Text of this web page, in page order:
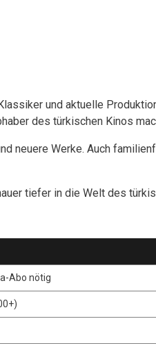
und aktuelle
des türkischen Kinos
neuere Werke. Auch
tiefer in die Welt des
Abo nötig